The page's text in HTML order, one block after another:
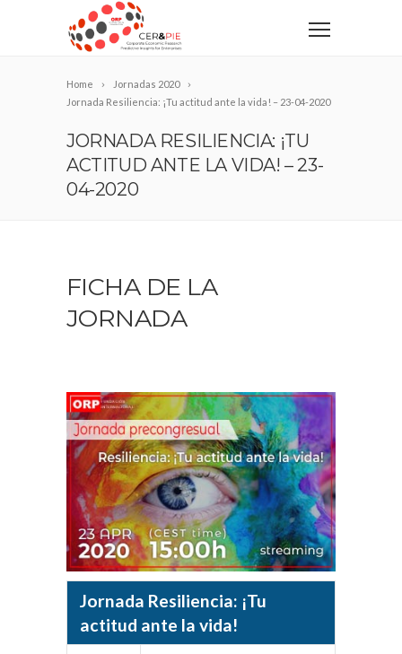
Home
Jornadas 2020
Jornada Resiliencia: ¡Tu actitud ante la vida! – 23-04-2020
JORNADA RESILIENCIA: ¡TU
ACTITUD ANTE LA VIDA! – 23-
04-2020
FICHA DE LA
JORNADA
Jornada Resiliencia: ¡Tu
actitud ante la vida!